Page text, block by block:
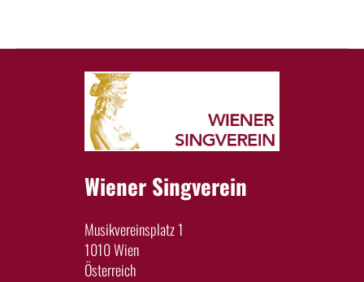
Wiener Singverein
Musikvereinsplatz 1
1010 Wien
Österreich